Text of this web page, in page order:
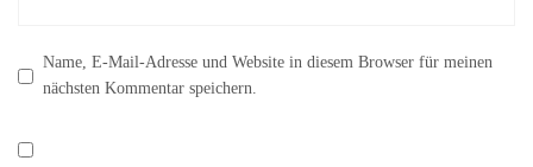
Name, E-Mail-Adresse und Website in diesem Browser für meinen
nächsten Kommentar speichern.